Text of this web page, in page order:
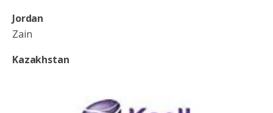
Jordan
Zain
Kazakhstan